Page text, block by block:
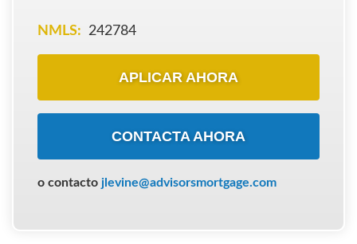
NMLS: 242784
APLICAR AHORA
CONTACTA AHORA
o contacto jlevine@advisorsmortgage.com